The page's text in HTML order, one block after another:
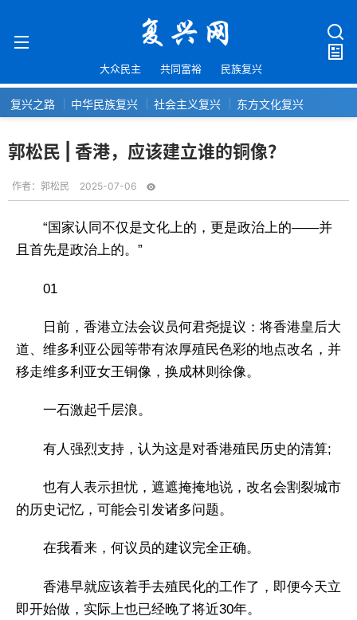
大众民主 共同富裕 民族复兴
复兴之路 中华民族复兴 社会主义复兴 东方文化复兴
郭松民 | 香港，应该建立谁的铜像？
作者： 郭松民 2025-07-06
“国家认同不仅是文化上的，更是政治上的——并
且首先是政治上的。”
01
日前，香港立法会议员何君尧提议：将香港皇后大
道、维多利亚公园等带有浓厚殖民色彩的地点改名，并
移走维多利亚女王铜像，换成林则徐像。
一石激起千层浪。
有人强烈支持，认为这是对香港殖民历史的清算;
也有人表示担忧，遮遮掩掩地说，改名会割裂城市
的历史记忆，可能会引发诸多问题。
在我看来，何议员的建议完全正确。
香港早就应该着手去殖民化的工作了，即便今天立
即开始做，实际上也已经晚了将近30年。